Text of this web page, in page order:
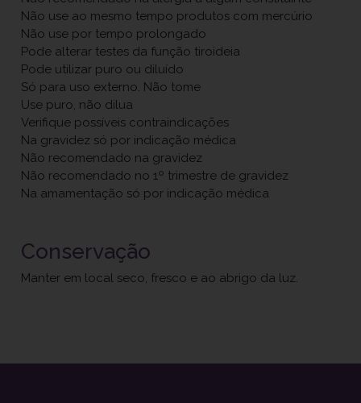
Não use ao mesmo tempo produtos com mercúrio
Não use por tempo prolongado
Pode alterar testes da função tiroideia
Pode utilizar puro ou diluído
Só para uso externo. Não tome
Use puro, não dilua
Verifique possíveis contraindicações
Na gravidez só por indicação médica
Não recomendado na gravidez
Não recomendado no 1º trimestre de gravidez
Na amamentação só por indicação médica
Conservação
Manter em local seco, fresco e ao abrigo da luz.